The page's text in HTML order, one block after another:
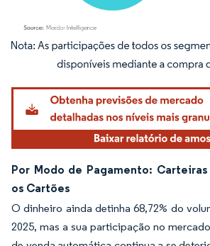
Imagem © Mordor Intelligence. O reuso requer
Por Modo de Pagamento:
os Cartões
O dinheiro ainda detinha 68,72% do
2025, mas a sua participação no